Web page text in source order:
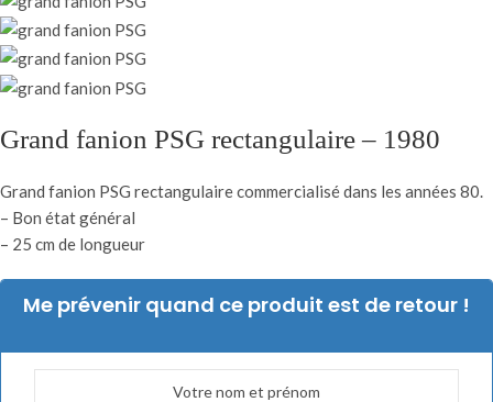
Grand fanion PSG rectangulaire – 1980
Grand fanion PSG rectangulaire commercialisé dans les années 80.
– Bon état général
– 25 cm de longueur
Me prévenir quand ce produit est de retour !